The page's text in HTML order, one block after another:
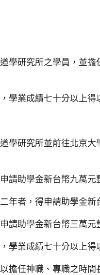
究所之學員，並擔
業成績七十分以上得
究所並前往北京大
助學金新台幣九萬元
者，得申請助學金新
助學金新台幣三萬元
業成績七十分以上得
神職、專職之時間